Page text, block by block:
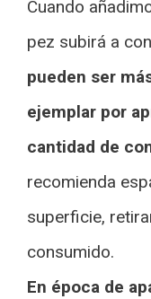
Cuando
pez subirá a
pueden ser
ejemplar por
cantidad de
recomienda
superficie,
consumido.
En época de